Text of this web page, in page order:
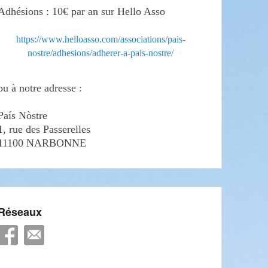
: 10€ par an sur Hello Asso
https://www.helloasso.com/associations/pais-
nostre/adhesions/adherer-a-pais-nostre/
à notre adresse :
Nòstre
rue des Passerelles
NARBONNE